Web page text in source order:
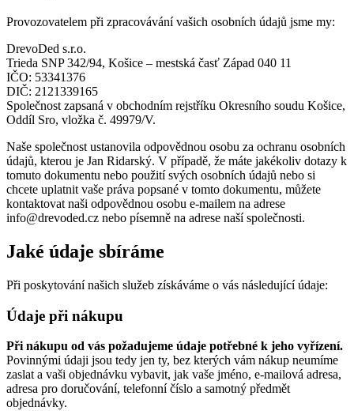
Provozovatelem při zpracovávání vašich osobních údajů jsme my:
DrevoDed s.r.o.
Trieda SNP342/94, Košice – mestská časť Západ 040 11
IČO: 53341376
DIČ: 2121339165
Společnost zapsaná v obchodním rejstříku Okresního soudu Košice,
Oddíl Sro, vložka č. 49979/V.
Naše společnost ustanovila odpovědnou osobu za ochranu osobních
údajů, kterou je Jan Ridarský. V případě, že máte jakékoliv dotazy k
tomuto dokumentu nebo použití svých osobních údajů nebo si
chcete uplatnit vaše práva popsané v tomto dokumentu, můžete
kontaktovat naši odpovědnou osobu e-mailem na adrese
info@drevoded.cz nebo písemně na adrese naší společnosti.
Jaké údaje sbíráme
Při poskytování našich služeb získáváme o vás následující údaje:
Údaje při nákupu
Při nákupu od vás požadujeme údaje potřebné k jeho vyřízení.
Povinnými údaji jsou tedy jen ty, bez kterých vám nákup neumíme
zaslat a vaši objednávku vybavit, jak vaše jméno, e-mailová adresa,
adresa pro doručování, telefonní číslo a samotný předmět
objednávky.